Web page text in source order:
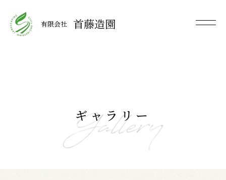
有限会社 首藤造園
ギャラリー